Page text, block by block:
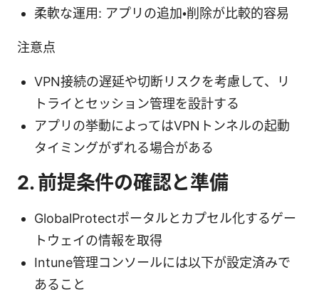
柔軟な運用: アプリの追加・削除が比較的容易
注意点
VPN接続の遅延や切断リスクを考慮して、リ
トライとセッション管理を設計する
アプリの挙動によってはVPNトンネルの起動
タイミングがずれる場合がある
2. 前提条件の確認と準備
GlobalProtectポータルとカプセル化するゲー
トウェイの情報を取得
Intune管理コンソールには以下が設定済みで
あること